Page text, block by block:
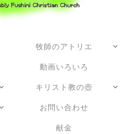
牧師のアトリエ
動画いろいろ
キリスト教の壺
お問い合わせ
献金